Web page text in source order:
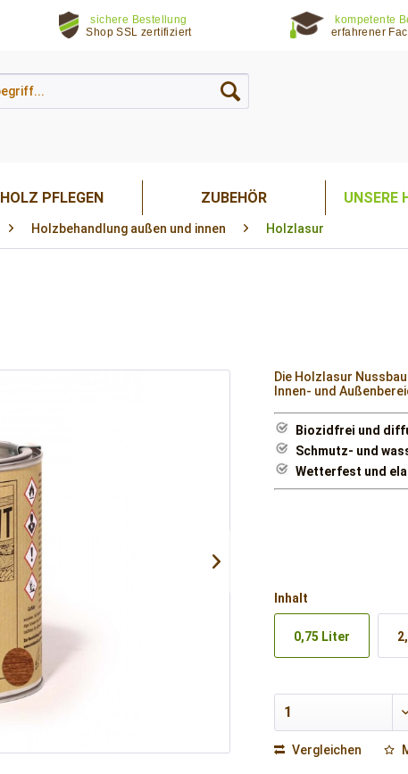
sichere Bestellung
Shop SSL zertifiziert
kompetente
erfahrener
HOLZ PFLEGEN ZUBEHÖR UNSERE
Holzbehandlung außen und innen Holzlasur
Die Holzlasur
Innen- und
Biozidfrei und
Schmutz- und
Wetterfest und
Inhalt
0,75 Liter
Vergleichen